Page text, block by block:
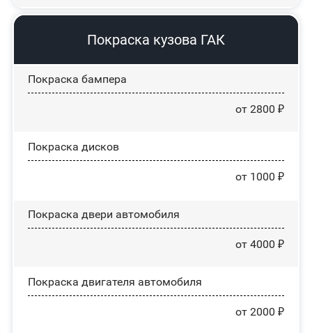
Покраска кузова ГАК
Покраска бампера
от 2800 ₽
Покраска дисков
от 1000 ₽
Покраска двери автомобиля
от 4000 ₽
Покраска двигателя автомобиля
от 2000 ₽